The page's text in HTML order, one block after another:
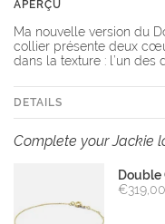
APERÇU
Ma nouvelle version du
collier présente deux
dans la texture : l’un des
DETAILS
Complete your Jackie
€319,00